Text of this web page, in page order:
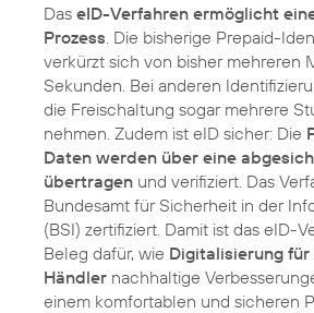
Das eID-Verfahren ermöglicht
Prozess . Die bisherige Prepaid-
verkürzt sich von bisher mehreren
Sekunden. Bei anderen
die Freischaltung sogar mehrere
nehmen. Zudem ist eID sicher: Die
Daten werden über eine
übertragen und verifiziert. Das
Bundesamt für Sicherheit in der
(BSI) zertifiziert. Damit ist das eID-
Beleg dafür, wie Digitalisierung für
Händler nachhaltige
einem komfortablen und sicheren